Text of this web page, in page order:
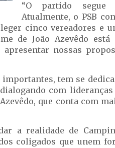
“O partido segue
Atualmente, o PSB
cinco vereadores e
de João Azevêdo
nossas
tem se
com
que conta com
a realidade de
coligados que unem